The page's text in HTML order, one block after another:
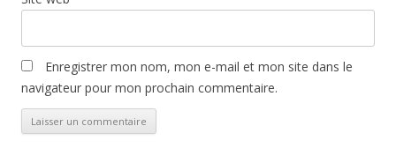
Enregistrer mon nom, mon e-mail et mon site dans le
navigateur pour mon prochain commentaire.